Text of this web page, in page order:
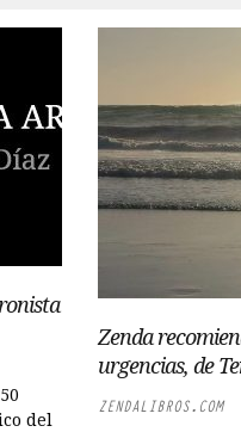
del
Zenda
urgencias, de
ZENDALIBROS.COM